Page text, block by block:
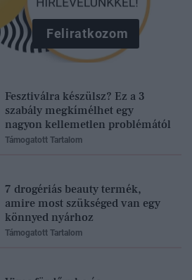
Feliratkozom
Fesztiválra készülsz? Ez a 3
szabály megkímélhet egy
nagyon kellemetlen problémától
Támogatott Tartalom
7 drogériás beauty termék,
amire most szükséged van egy
könnyed nyárhoz
Támogatott Tartalom